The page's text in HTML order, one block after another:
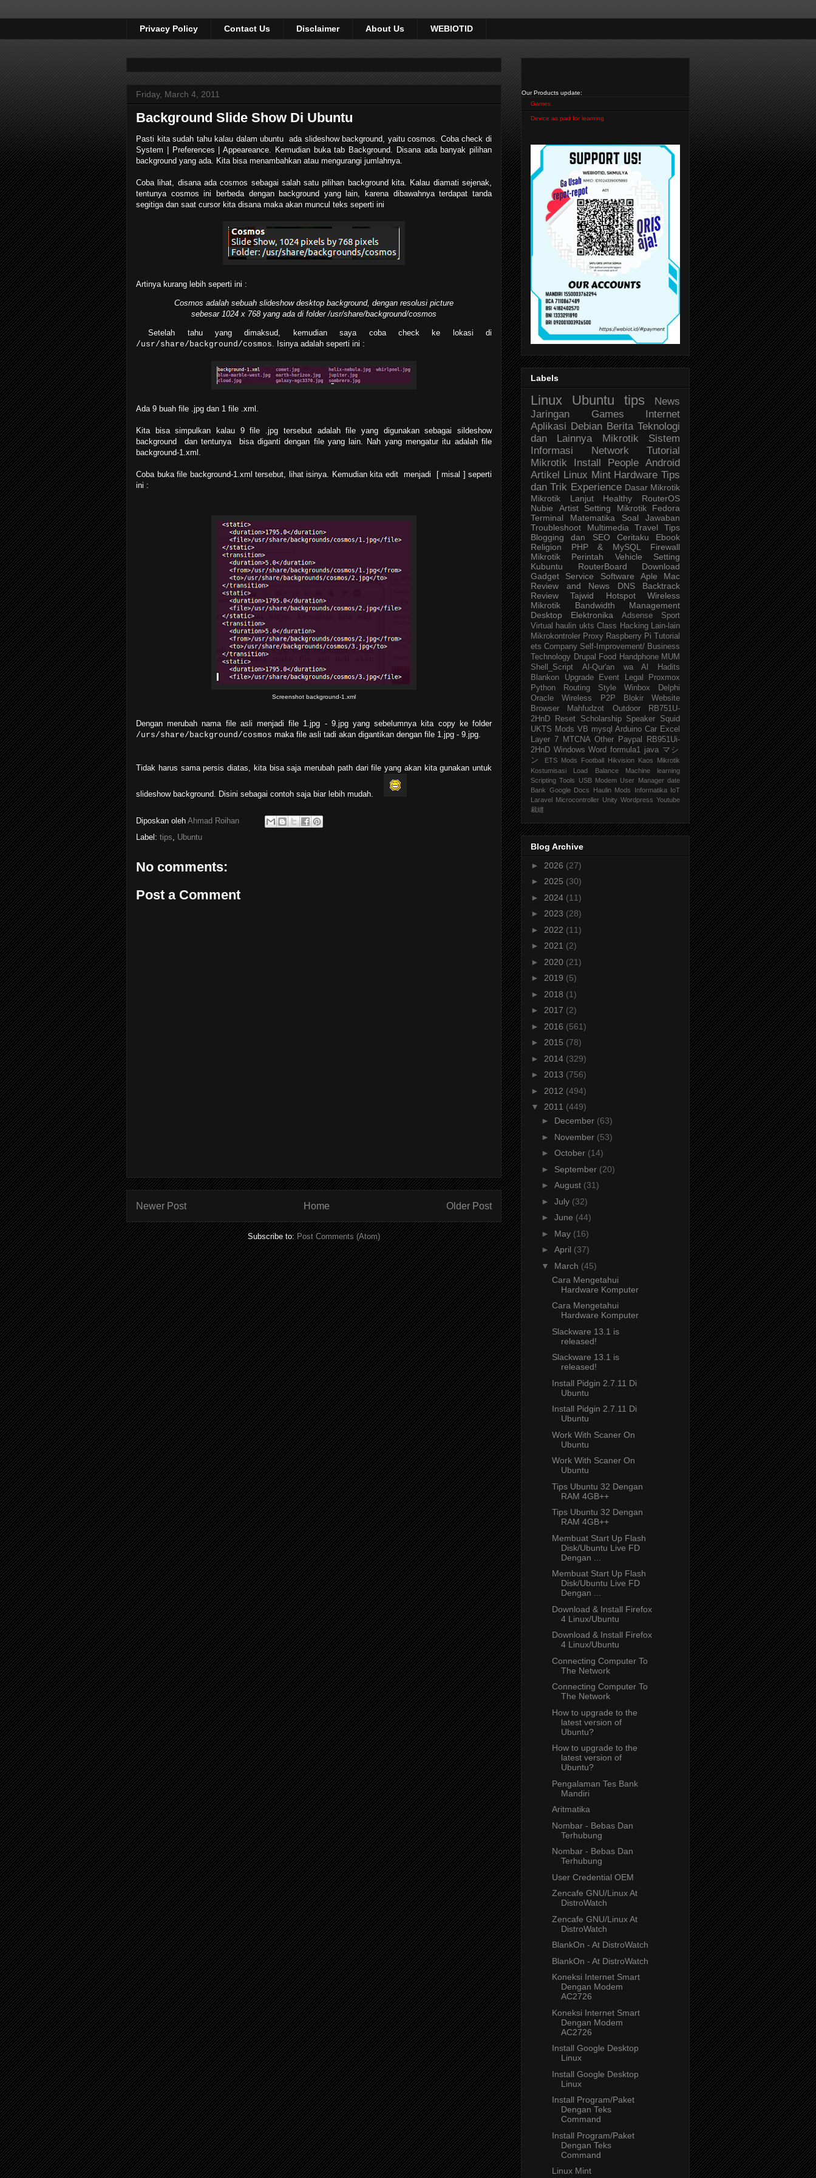
Privacy Policy Contact Us Disclaimer About Us WEBIOTID
Friday, March 4, 2011
Background Slide Show Di Ubuntu
Pasti kita sudah tahu kalau dalam ubuntu ada slideshow background, yaitu cosmos. Coba check di
System | Preferences | Appeareance. Kemudian buka tab Background. Disana ada banyak pilihan
background yang ada. Kita bisa menambahkan atau mengurangi jumlahnya.
Coba lihat, disana ada cosmos sebagai salah satu pilihan background kita. Kalau diamati sejenak,
tentunya cosmos ini berbeda dengan background yang lain, karena dibawahnya terdapat tanda
segitiga dan saat cursor kita disana maka akan muncul teks seperti ini
Artinya kurang lebih seperti ini :
Cosmos adalah sebuah slideshow desktop background, dengan resolusi picture
sebesar 1024 x 768 yang ada di folder /usr/share/background/cosmos
Setelah tahu yang dimaksud, kemudian saya coba check ke lokasi di
/usr/share/background/cosmos . Isinya adalah seperti ini :
Ada 9 buah file .jpg dan 1 file .xml.
Kita bisa simpulkan kalau 9 file .jpg tersebut adalah file yang digunakan sebagai sildeshow
background dan tentunya bisa diganti dengan file yang lain. Nah yang mengatur itu adalah file
background-1.xml.
Coba buka file background-1.xml tersebut, lihat isinya. Kemudian kita edit menjadi [ misal ] seperti
ini :
Screenshot background-1.xml
Dengan merubah nama file asli menjadi file 1.jpg - 9.jpg yang sebelumnya kita copy ke folder
/urs/share/background/cosmos maka file asli tadi akan digantikan dengan file 1.jpg - 9.jpg.
Tidak harus sama persis diatas, kita bisa saja merubah path dari file yang akan kita gunakan untuk
slideshow background. Disini sebagai contoh saja biar lebih mudah.
Diposkan oleh Ahmad Roihan
Label: tips, Ubuntu
No comments:
Post a Comment
Newer Post Older Post
Home
Subscribe to:Post Comments (Atom)
Our Products update:
Games
Device as pad for learning
Labels
Linux Ubuntu tips
News
Jaringan
Games
Internet
Aplikasi Debian Berita Teknologi
dan Lainnya
Mikrotik
Sistem
Informasi
Network
Tutorial
Mikrotik
Install People Android
Artikel
Linux Mint Hardware Tips
dan Trik Experience Dasar Mikrotik
Mikrotik Lanjut
Healthy
RouterOS
Nubie
Artist Setting Mikrotik
Fedora
Terminal
Matematika
Soal Jawaban
Troubleshoot
Multimedia Travel
Tips
Blogging dan SEO
Ceritaku
Ebook
Religion
PHP & MySQL
Firewall
Mikrotik
Perintah Vehicle
Setting
Kubuntu
RouterBoard
Download
Gadget
Service Software
Aple Mac
Review and News
DNS
Backtrack
Review
Tajwid Hotspot
Wireless
Mikrotik
Bandwidth Management
Desktop
Elektronika Adsense
Sport
Virtual
haulin ukts Class Hacking Lain-lain
Mikrokontroler Proxy Raspberry Pi
Tutorial
ets Company Self-Improvement/ Business
Technology Drupal Food Handphone MUM
Shell_Script
Al-Qur'an wa Al Hadits
Blankon
Upgrade Event Legal
Proxmox
Python
Routing Style Winbox
Delphi
Oracle
Wireless P2P
Blokir Website
Browser
Mahfudzot Outdoor
RB751U-
2HnD
Reset Scholarship Speaker
Squid
UKTS Mods VB mysql Arduino Car Excel
Layer 7
MTCNA Other Paypal
RB951Ui-
2HnD Windows Word formula1 java マシ
ン
ETS Mods Football Hikvision Kaos Mikrotik
Kostumisasi
Load Balance
Machine learning
Scripting Tools USB Modem User Manager date
Bank Google Docs Haulin Mods Informatika IoT
Laravel Microcontroller Unity Wordpress Youtube
裁縫
Blog Archive
► 2026 (27)
► 2025 (30)
► 2024 (11)
► 2023 (28)
► 2022 (11)
► 2021 (2)
► 2020 (21)
► 2019 (5)
► 2018 (1)
► 2017 (2)
► 2016 (561)
► 2015 (78)
► 2014 (329)
► 2013 (756)
► 2012 (494)
▼ 2011 (449)
► December (63)
► November (53)
► October (14)
► September (20)
► August (31)
► July (32)
► June (44)
► May (16)
► April (37)
▼ March (45)
Cara Mengetahui
Hardware Komputer
Cara Mengetahui
Hardware Komputer
Slackware 13.1 is
released!
Slackware 13.1 is
released!
Install Pidgin 2.7.11 Di
Ubuntu
Install Pidgin 2.7.11 Di
Ubuntu
Work With Scaner On
Ubuntu
Work With Scaner On
Ubuntu
Tips Ubuntu 32 Dengan
RAM 4GB++
Tips Ubuntu 32 Dengan
RAM 4GB++
Membuat Start Up Flash
Disk/Ubuntu Live FD
Dengan ...
Membuat Start Up Flash
Disk/Ubuntu Live FD
Dengan ...
Download & Install Firefox
4 Linux/Ubuntu
Download & Install Firefox
4 Linux/Ubuntu
Connecting Computer To
The Network
Connecting Computer To
The Network
How to upgrade to the
latest version of
Ubuntu?
How to upgrade to the
latest version of
Ubuntu?
Pengalaman Tes Bank
Mandiri
Aritmatika
Nombar - Bebas Dan
Terhubung
Nombar - Bebas Dan
Terhubung
User Credential OEM
Zencafe GNU/Linux At
DistroWatch
Zencafe GNU/Linux At
DistroWatch
BlankOn - At DistroWatch
BlankOn - At DistroWatch
Koneksi Internet Smart
Dengan Modem
AC2726
Koneksi Internet Smart
Dengan Modem
AC2726
Install Google Desktop
Linux
Install Google Desktop
Linux
Install Program/Paket
Dengan Teks
Command
Install Program/Paket
Dengan Teks
Command
Linux Mint